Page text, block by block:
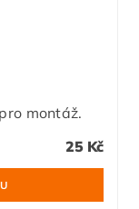
montáž.
25 Kč